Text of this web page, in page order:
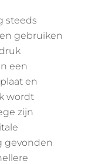
steeds
gebruiken
een
en
wordt
zijn
gevonden